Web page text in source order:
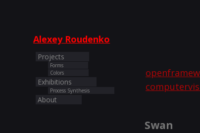
Alexey Roudenko
Projects
Forms
Colors
Exhibitions
Process Synthesis
About
Swan